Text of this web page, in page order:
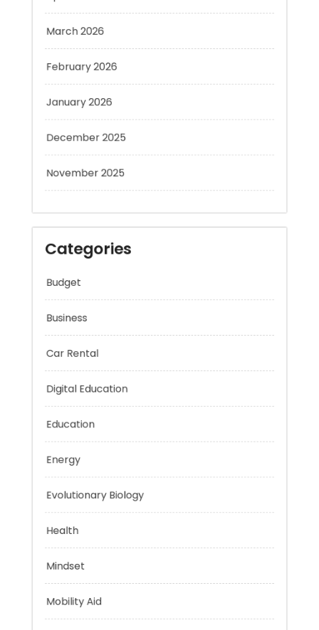
March 2026
February 2026
December 2025
November 2025
Categories
Budget
Business
Car Rental
Education
Energy
Evolutionary Biology
Mindset